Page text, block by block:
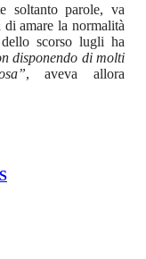
soltanto parole, va
amare la normalità
scorso lugli ha
disponendo di molti
, aveva allora